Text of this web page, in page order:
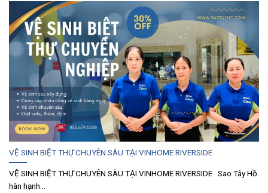
VỆ SINH BIỆT THỰ CHUYÊN SÂU TẠI VINHOME RIVERSIDE
VỆ SINH BIỆT THỰ CHUYÊN SÂU TẠI VINHOME RIVERSIDE Sao Tây Hồ
hân hạnh...